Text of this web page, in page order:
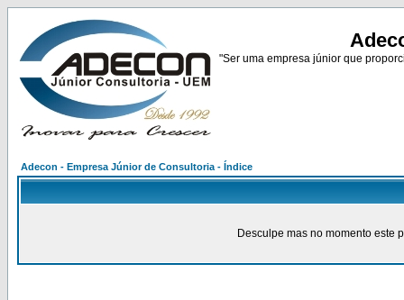
"Ser uma empresa júnior que
Adecon - Empresa Júnior de Consultoria - Índice
Desculpe mas no momento este